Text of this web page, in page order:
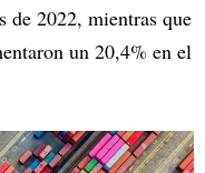
de 2022, mientras que
un 20,4% en el